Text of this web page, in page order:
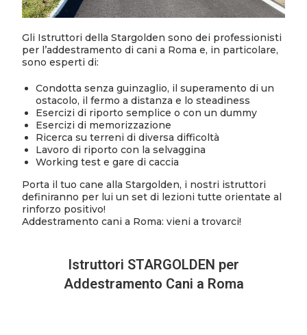
Gli Istruttori della Stargolden sono dei professionisti
per l’addestramento di cani a Roma e, in particolare,
sono esperti di:
Condotta senza guinzaglio, il superamento di un
ostacolo, il fermo a distanza e lo steadiness
Esercizi di riporto semplice o con un dummy
Esercizi di memorizzazione
Ricerca su terreni di diversa difficoltà
Lavoro di riporto con la selvaggina
Working test e gare di caccia
Porta il tuo cane alla Stargolden, i nostri istruttori
definiranno per lui un set di lezioni tutte orientate al
rinforzo positivo!
Addestramento cani a Roma: vieni a trovarci!
Istruttori STARGOLDEN per
Addestramento Cani a Roma